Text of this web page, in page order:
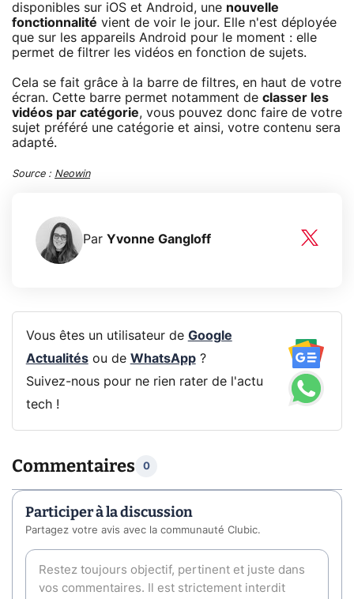
disponibles sur iOS et Android, une nouvelle
fonctionnalité vient de voir le jour. Elle n'est déployée
que sur les appareils Android pour le moment : elle
permet de filtrer les vidéos en fonction de sujets.
Cela se fait grâce à la barre de filtres, en haut de votre
écran. Cette barre permet notamment de classer les
vidéos par catégorie, vous pouvez donc faire de votre
sujet préféré une catégorie et ainsi, votre contenu sera
adapté.
Source : Neowin
Par Yvonne Gangloff
Vous êtes un utilisateur de Google
Actualitésou de WhatsApp?
Suivez-nous pour ne rien rater de l'actu
tech !
Commentaires 0
Participer à la discussion
Partagez votre avis avec la communauté Clubic.